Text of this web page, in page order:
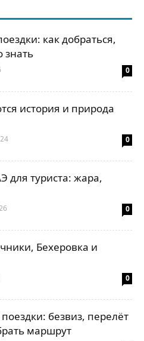
как добраться,
знать
0
история и природа
0
для туриста: жара,
0
Бехеровка и
0
безвиз, перелёт
маршрут